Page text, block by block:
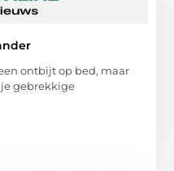
ontbijt op bed, maar
gebrekkige